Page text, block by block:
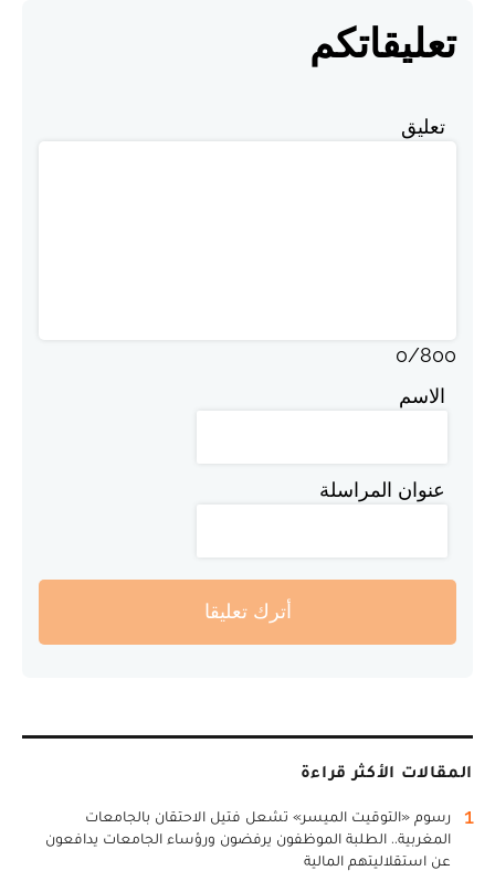
تعليقاتكم
تعليق
0/800
الاسم
عنوان المراسلة
أترك تعليقا
المقالات الأكثر قراءة
1
رسوم «التوقيت الميسر» تشعل فتيل الاحتقان بالجامعات
المغربية.. الطلبة الموظفون يرفضون ورؤساء الجامعات يدافعون
عن استقلاليتهم المالية